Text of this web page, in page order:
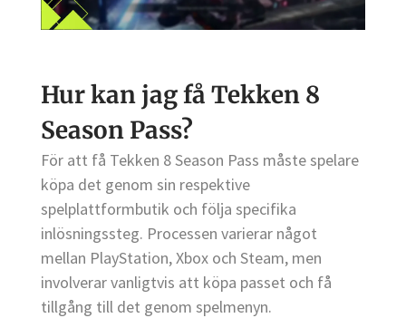
Hur kan jag få Tekken 8
Season Pass?
För att få Tekken 8 Season Pass måste spelare
köpa det genom sin respektive
spelplattformbutik och följa specifika
inlösningssteg. Processen varierar något
mellan PlayStation, Xbox och Steam, men
involverar vanligtvis att köpa passet och få
tillgång till det genom spelmenyn.